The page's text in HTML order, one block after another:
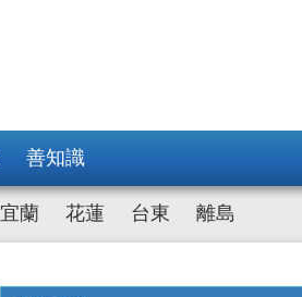
善知識
宜蘭 花蓮 台東 離島